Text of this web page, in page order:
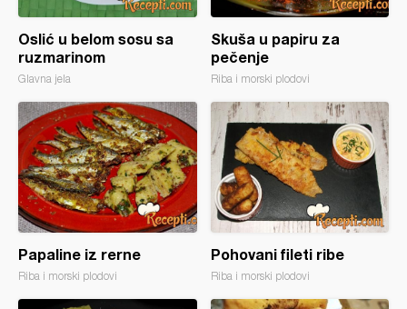
Oslić u belom sosu sa
ruzmarinom
Glavna jela
Skuša u papiru za
pečenje
Riba i morski plodovi
Papaline iz rerne
Riba i morski plodovi
Pohovani fileti ribe
Riba i morski plodovi